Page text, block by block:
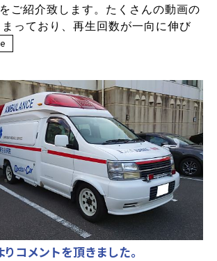
ご紹介致します。たくさんの動画の
っており、再生回数が一向に伸び
コメントを頂きました。